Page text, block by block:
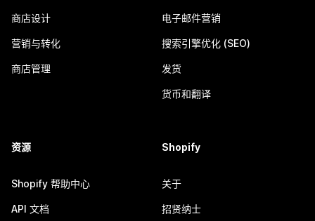
商店设计
营销与转化
商店管理
电子邮件营销
搜索引擎优化 (SEO)
发货
货币和翻译
资源
Shopify 帮助中心
API 文档
Shopify
关于
招贤纳士